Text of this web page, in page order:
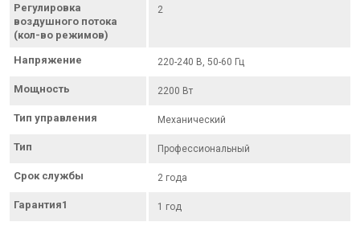
Регулировка
воздушного потока
(кол-во режимов)
2
Напряжение 220-240 В, 50-60 Гц
Мощность 2200 Вт
Тип управления Механический
Тип Профессиональный
Срок службы 2 года
Гарантия1 1 год